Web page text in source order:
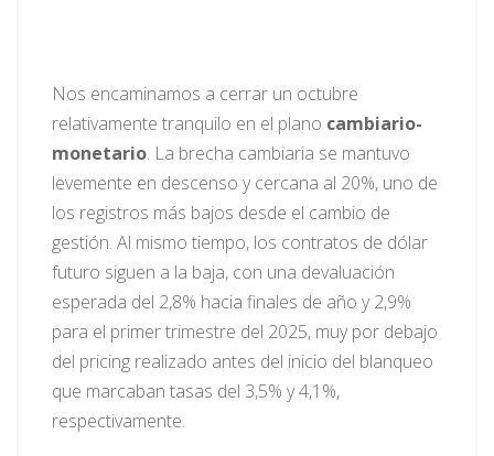
Nos encaminamos a cerrar un octubre
relativamente tranquilo en el plano cambiario-
monetario. La brecha cambiaria se mantuvo
levemente en descenso y cercana al 20%, uno de
los registros más bajos desde el cambio de
gestión. Al mismo tiempo, los contratos de dólar
futuro siguen a la baja, con una devaluación
esperada del 2,8% hacia finales de año y 2,9%
para el primer trimestre del 2025, muy por debajo
del pricing realizado antes del inicio del blanqueo
que marcaban tasas del 3,5% y 4,1%,
respectivamente.